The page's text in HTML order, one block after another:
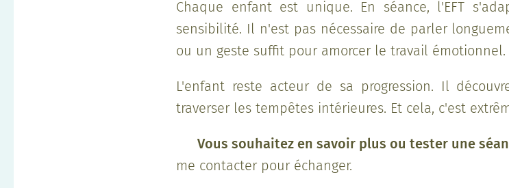
Chaque enfant est unique. En séance, l'EFT
sensibilité. Il n'est pas nécessaire de parler
ou un geste suffit pour amorcer le travail émotionnel.
L'enfant reste acteur de sa progression. Il
traverser les tempêtes intérieures. Et cela, c'est
Vous souhaitez en savoir plus ou tester une
me contacter pour échanger.